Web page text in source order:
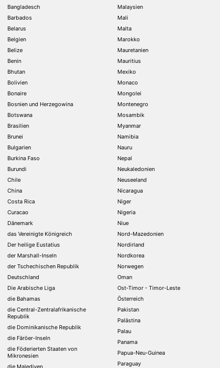
Bangladesch
Barbados
Belarus
Belgien
Belize
Benin
Bhutan
Bolivien
Bonaire
Bosnien und Herzegowina
Botswana
Brasilien
Brunei
Bulgarien
Burkina Faso
Burundi
Chile
China
Costa Rica
Curacao
Dänemark
das Vereinigte Königreich
Der heilige Eustatius
der Marshall-Inseln
der Tschechischen Republik
Deutschland
Die Arabische Liga
die Bahamas
die Central-Zentralafrikanische
Republik
die Dominikanische Republik
die Färöer-Inseln
die Föderierten Staaten von
Mikronesien
die Malediven
Malaysien
Mali
Malta
Marokko
Mauretanien
Mauritius
Mexiko
Monaco
Mongolei
Montenegro
Mosambik
Myanmar
Namibia
Nauru
Nepal
Neukaledonien
Neuseeland
Nicaragua
Niger
Nigeria
Niue
Nord-Mazedonien
Nordirland
Nordkorea
Norwegen
Oman
Ost-Timor - Timor-Leste
Österreich
Pakistan
Palästina
Palau
Panama
Papua-Neu-Guinea
Paraguay